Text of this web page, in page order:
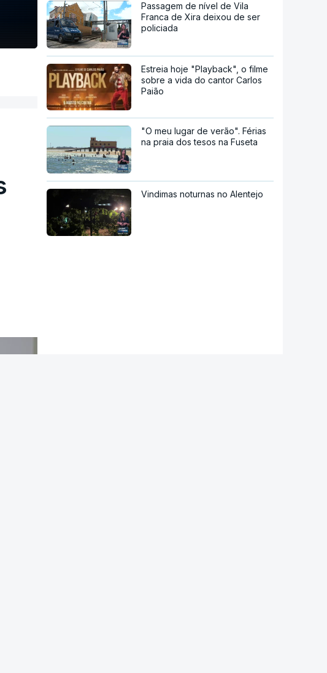
Passagem de nível de Vila
Franca de Xira deixou de ser
policiada
Estreia hoje "Playback", o filme
sobre a vida do cantor Carlos
Paião
"O meu lugar de verão". Férias
na praia dos tesos na Fuseta
Vindimas noturnas no Alentejo